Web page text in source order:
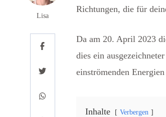
Lisa
Richtungen, die für
Da am 20. April 2023
dies ein
einströmenden
Inhalte Verbergen